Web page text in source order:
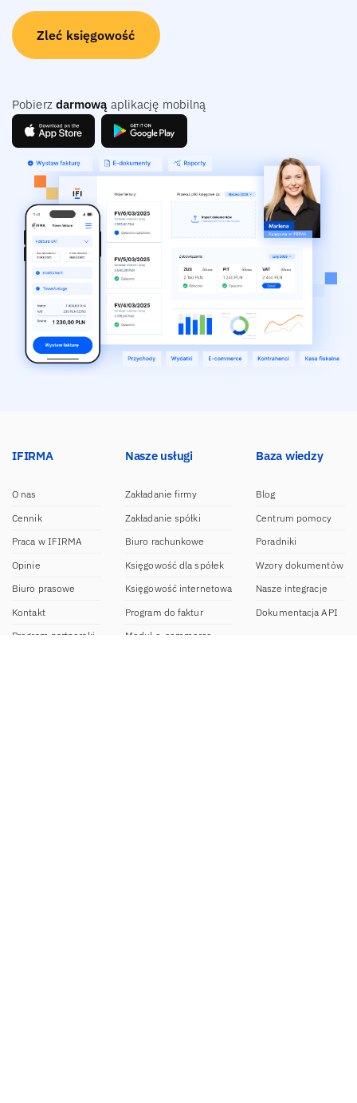
Zleć księgowość
Pobierz darmową aplikację mobilną
IFIRMA
O nas
Cennik
Praca w IFIRMA
Opinie
Biuro prasowe
Kontakt
Program partnerski
Nasze usługi
Zakładanie firmy
Zakładanie spółki
Biuro rachunkowe
Księgowość dla spółek
Księgowość internetowa
Program do faktur
Moduł e-commerce
Baza wiedzy
Blog
Centrum pomocy
Poradniki
Wzory dokumentów
Nasze integracje
Dokumentacja API